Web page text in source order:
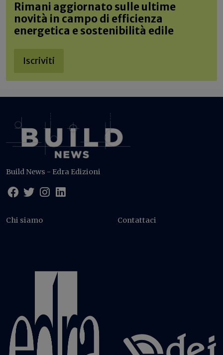
Rimani aggiornato sulle ultime
novità in campo di efficienza
energetica e sostenibilità edile
Iscriviti
Build News - Edra Edizioni
Chi siamo Contattaci